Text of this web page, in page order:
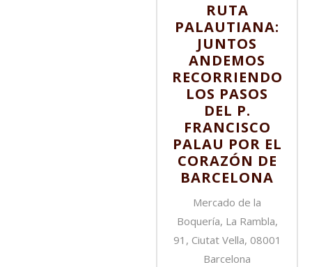
RUTA
PALAUTIANA:
JUNTOS
ANDEMOS
RECORRIENDO
LOS PASOS
DEL P.
FRANCISCO
PALAU POR EL
CORAZÓN DE
BARCELONA
Mercado de la
Boquería, La Rambla,
91, Ciutat Vella, 08001
Barcelona